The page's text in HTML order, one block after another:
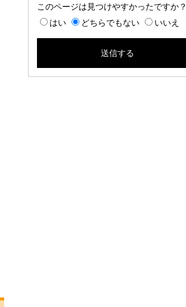
このページは見つけやすかったですか？
はい
どちらでもない いいえ